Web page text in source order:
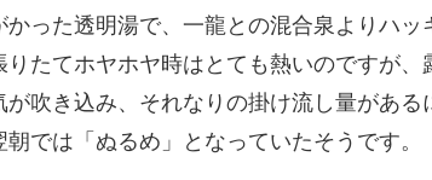
った透明湯で、一龍との混合泉よりハッ
たてホヤホヤ時はとても熱いのですが、
吹き込み、それなりの掛け流し量がある
では「ぬるめ」となっていたそうです。